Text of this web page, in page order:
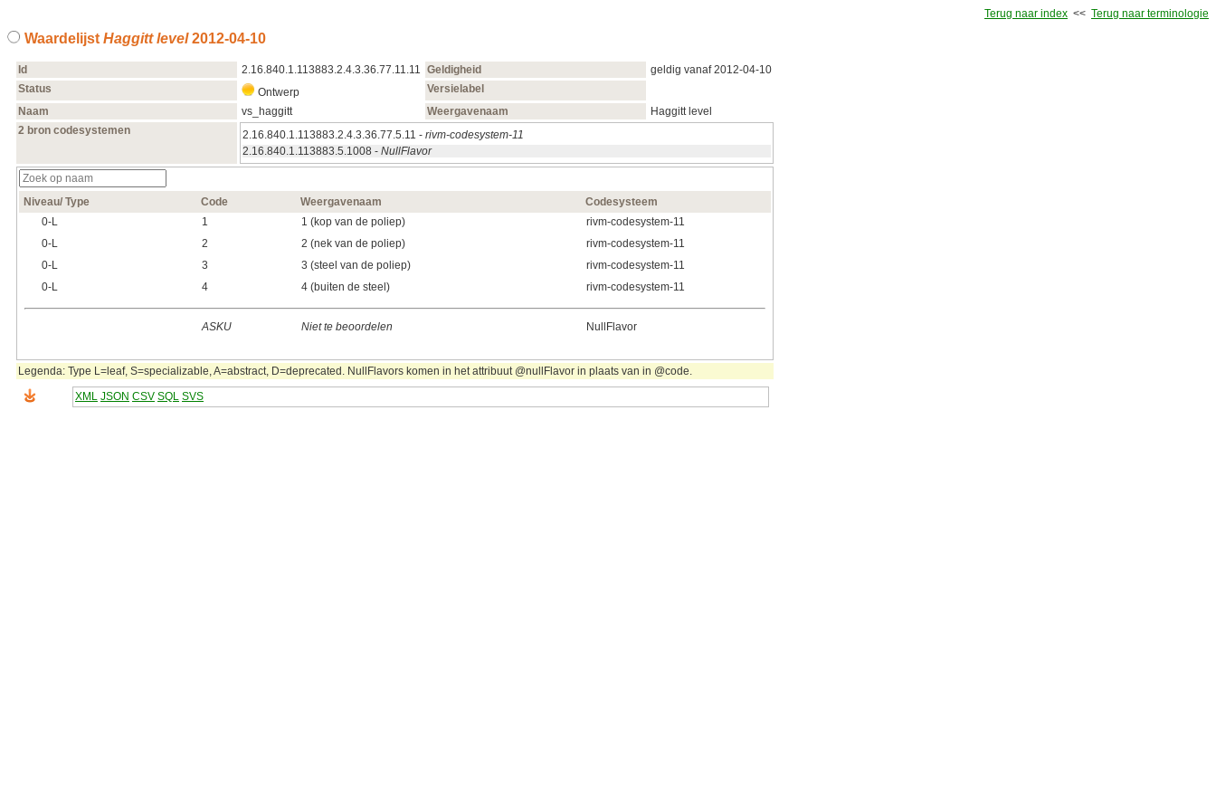
Terug naar index << Terug naar terminologie
Waardelijst Haggitt level2012‑04‑10
Id 2.16.840.1.113883.2.4.3.36.77.11.11 Geldigheid
geldig vanaf 2012‑04‑10
Status
Ontwerp
Versielabel
Naam
vs_haggitt Weergavenaam
Haggitt level
2 bron codesystemen
2.16.840.1.113883.2.4.3.36.77.5.11 - rivm-codesystem-11
2.16.840.1.113883.5.1008 - NullFlavor
Niveau/ Type Code Weergavenaam
Codesysteem
0‑L
1 1 (kop van de poliep)
rivm-codesystem-11
0‑L
2 2 (nek van de poliep)
rivm-codesystem-11
0‑L
3 3 (steel van de poliep)
rivm-codesystem-11
0‑L
4 4 (buiten de steel) rivm-codesystem-11
ASKU Niet te beoordelen NullFlavor
Legenda: Type L=leaf, S=specializable, A=abstract, D=deprecated. NullFlavors komen in het attribuut @nullFlavor in plaats van in @code.
XML JSON CSV SQL SVS